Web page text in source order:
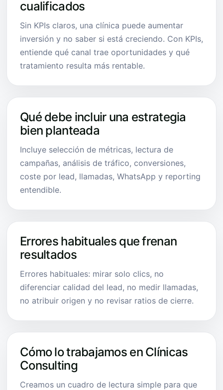
cualificados
Sin KPIs claros, una clínica puede aumentar
inversión y no saber si está creciendo. Con KPIs,
entiende qué canal trae oportunidades y qué
tratamiento resulta más rentable.
Qué debe incluir una estrategia
bien planteada
Incluye selección de métricas, lectura de
campañas, análisis de tráfico, conversiones,
coste por lead, llamadas, WhatsApp y reporting
entendible.
Errores habituales que frenan
resultados
Errores habituales: mirar solo clics, no
diferenciar calidad del lead, no medir llamadas,
no atribuir origen y no revisar ratios de cierre.
Cómo lo trabajamos en Clínicas
Consulting
Creamos un cuadro de lectura simple para que